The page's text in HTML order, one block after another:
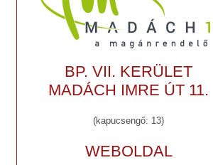
BP. VII. KERÜLET
MADÁCH IMRE ÚT 11.
(kapucsengő: 13)
WEBOLDAL